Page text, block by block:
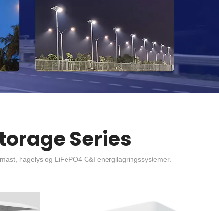
Series
hagelys og LiFePO4 C&I energilagringssystemer.